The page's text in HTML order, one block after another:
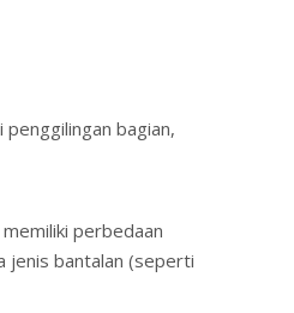
bagian,
perbedaan
jenis bantalan (seperti